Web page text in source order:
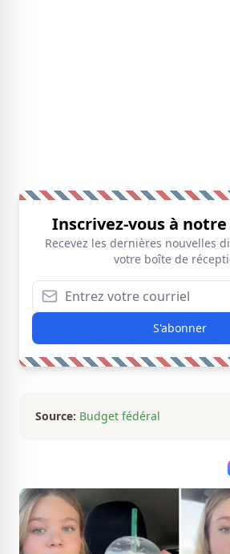
Inscrivez-vous à
Recevez les dernières nouvelles
votre boîte de
S'abonner
Source: Budget fédéral